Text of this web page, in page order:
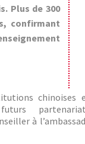
Plus de 300
confirmant
chinoises
à